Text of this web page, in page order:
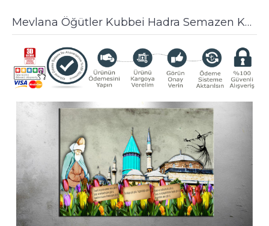
Mevlana Öğütler Kubbei Hadra Semazen Kanvas Tablo dkmr144